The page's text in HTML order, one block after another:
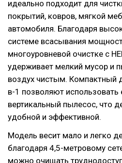
идеально подходит для
покрытий, ковров, мягкой
автомобиля. Благодаря
системе всасывания
многоуровневой очистке с
удерживает мелкий мусор и
воздух чистым. Компактный
в-1 позволяют использовать
вертикальный пылесос, что
удобной и эффективной.
Модель весит мало и легко
благодаря 4,5-метровому
можно очищать